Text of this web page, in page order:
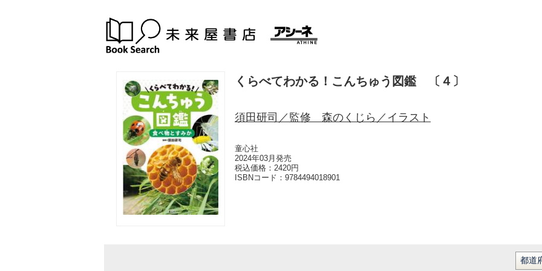
くらべてわかる！こんちゅう図鑑 〔４〕
須田研司／監修 森のくじら／イラスト
童心社
2024年03月発売
税込価格：2420円
ISBNコード： 9784494018901